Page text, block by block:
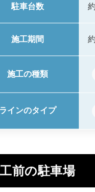
駐車台数
施工期間
施工の種類
ラインのタイプ
前の駐車場